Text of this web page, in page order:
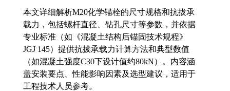
本文详细解析M20化学锚栓的尺寸规格和抗拔承
载力，包括螺杆直径、钻孔尺寸等参数，并依据
专业标准（如《混凝土结构后锚固技术规程》
JGJ 145）提供抗拔承载力计算方法和典型数值
（如混凝土强度C30下设计值约80kN）。内容涵
盖安装要点、性能影响因素及选型建议，适用于
工程技术人员参考。